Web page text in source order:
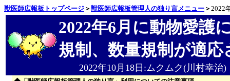
獣医師広報板トップページ ＞ 獣医師広報板管理人の独り言メニュー ＞ 2022
2022年6月に動物愛護
規制、数量規制が適応
2022年10月18日:ムクムク(川村幸治)